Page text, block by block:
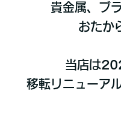
貴金属、ブ
おたか
当店は
移転リニューア